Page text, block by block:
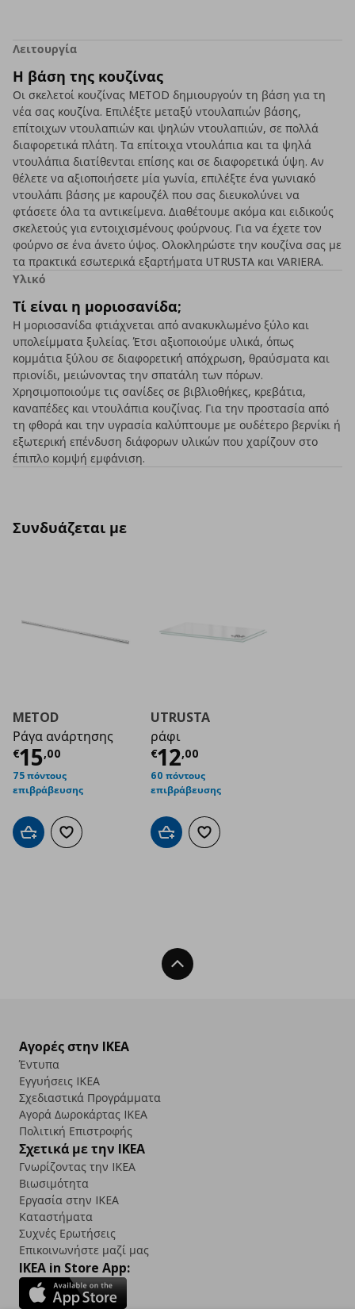
Λειτουργία
Η βάση της κουζίνας
Οι σκελετοί κουζίνας METOD δημιουργούν τη βάση για τη
νέα σας κουζίνα. Επιλέξτε μεταξύ ντουλαπιών βάσης,
επίτοιχων ντουλαπιών και ψηλών ντουλαπιών, σε πολλά
διαφορετικά πλάτη. Τα επίτοιχα ντουλάπια και τα ψηλά
ντουλάπια διατίθενται επίσης και σε διαφορετικά ύψη. Αν
θέλετε να αξιοποιήσετε μία γωνία, επιλέξτε ένα γωνιακό
ντουλάπι βάσης με καρουζέλ που σας διευκολύνει να
φτάσετε όλα τα αντικείμενα. Διαθέτουμε ακόμα και ειδικούς
σκελετούς για εντοιχισμένους φούρνους. Για να έχετε τον
φούρνο σε ένα άνετο ύψος. Ολοκληρώστε την κουζίνα σας με
τα πρακτικά εσωτερικά εξαρτήματα UTRUSTA και VARIERA.
Υλικό
Τί είναι η μοριοσανίδα;
Η μοριοσανίδα φτιάχνεται από ανακυκλωμένο ξύλο και
υπολείμματα ξυλείας. Έτσι αξιοποιούμε υλικά, όπως
κομμάτια ξύλου σε διαφορετική απόχρωση, θραύσματα και
πριονίδι, μειώνοντας την σπατάλη των πόρων.
Χρησιμοποιούμε τις σανίδες σε βιβλιοθήκες, κρεβάτια,
καναπέδες και ντουλάπια κουζίνας. Για την προστασία από
τη φθορά και την υγρασία καλύπτουμε με ουδέτερο βερνίκι ή
εξωτερική επένδυση διάφορων υλικών που χαρίζουν στο
έπιπλο κομψή εμφάνιση.
Συνδυάζεται με
METOD
Ράγα ανάρτησης
€15,00
Τρέχουσα τιμή€ 15,00
75 πόντους
επιβράβευσης
Προσθήκη στο καλάθι
Προσθήκη στα αγαπημένα
UTRUSTA
ράφι
€12,00
Τρέχουσα τιμή
60 πόντους
επιβράβευσης
Προσθήκη στο καλάθι
Προσθήκη στα αγαπημένα
Back To Top
Αγορές στην IKEA
Έντυπα
Εγγυήσεις IKEA
Σχεδιαστικά Προγράμματα
Αγορά Δωρoκάρτας IKEA
Πολιτική Επιστροφής
Σχετικά με την IKEA
Γνωρίζοντας την IKEA
Βιωσιμότητα
Εργασία στην IKEA
Καταστήματα
Συχνές Ερωτήσεις
Επικοινωνήστε μαζί μας
IKEA in Store App: